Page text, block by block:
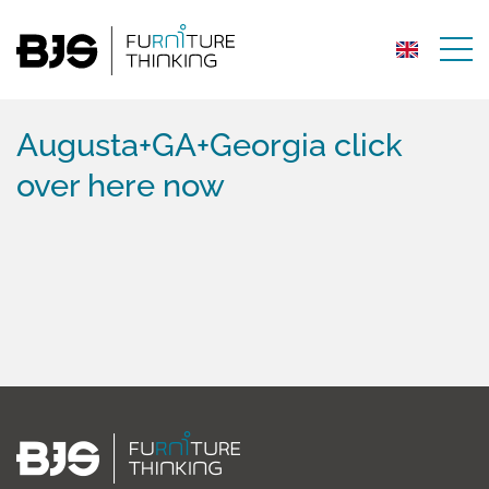
Augusta+GA+Georgia click
over here now